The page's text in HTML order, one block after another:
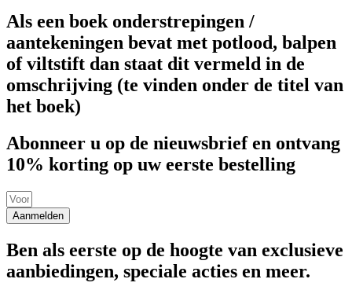
Als een boek onderstrepingen /
aantekeningen bevat met potlood, balpen
of viltstift dan staat dit vermeld in de
omschrijving (te vinden onder de titel van
het boek)
Abonneer u op de nieuwsbrief en ontvang
10% korting op uw eerste bestelling
Aanmelden
Ben als eerste op de hoogte van exclusieve
aanbiedingen, speciale acties en meer.